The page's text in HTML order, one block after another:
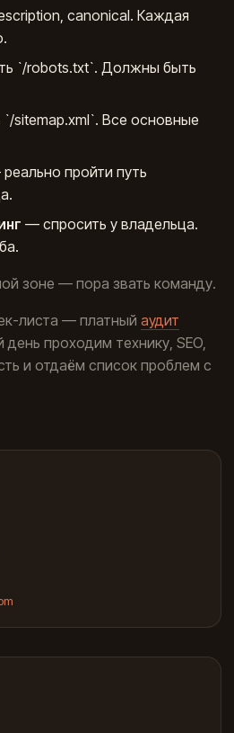
canonical. Каждая
`/robots.txt`. Должны быть
sitemap.xml`. Все основные
пройти путь
— спросить у владельца.
зоне — пора звать команду.
листа — платный аудит
день проходим технику, SEO,
и отдаём список проблем с